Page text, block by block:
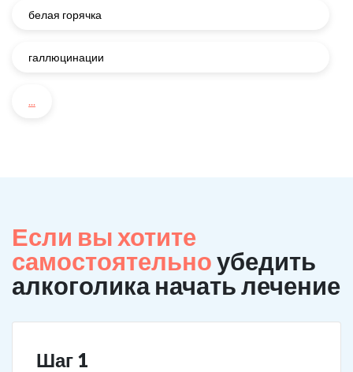
белая горячка
галлюцинации
...
Если вы хотите
самостоятельноубедить
алкоголика начать лечение
Шаг 1